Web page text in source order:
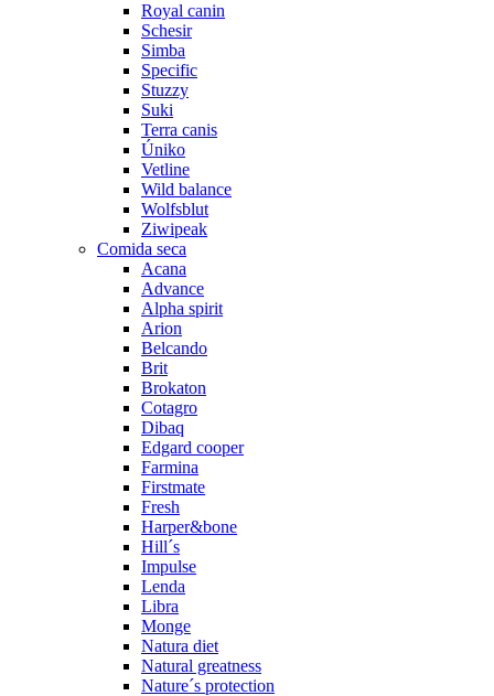
Royal canin
Schesir
Simba
Specific
Stuzzy
Suki
Terra canis
Úniko
Vetline
Wild balance
Wolfsblut
Ziwipeak
Comida seca
Acana
Advance
Alpha spirit
Arion
Belcando
Brit
Brokaton
Cotagro
Dibaq
Edgard cooper
Farmina
Firstmate
Fresh
Harper&bone
Hill´s
Impulse
Lenda
Libra
Monge
Natura diet
Natural greatness
Nature´s protection